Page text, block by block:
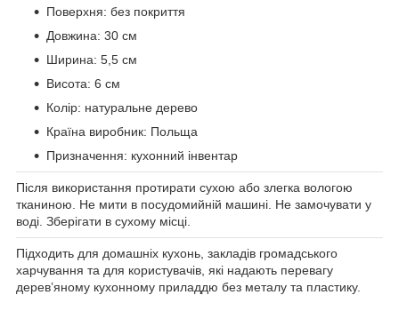
Поверхня: без покриття
Довжина: 30 см
Ширина: 5,5 см
Висота: 6 см
Колір: натуральне дерево
Країна виробник: Польща
Призначення: кухонний інвентар
Після використання протирати сухою або злегка вологою
тканиною. Не мити в посудомийній машині. Не замочувати у
воді. Зберігати в сухому місці.
Підходить для домашніх кухонь, закладів громадського
харчування та для користувачів, які надають перевагу
деревʼяному кухонному приладдю без металу та пластику.